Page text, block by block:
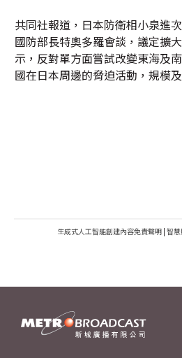
共同社報道，日本防衛相小泉進
國防部長特奧多羅會談，議定擴
示，反對單方面嘗試改變東海及
國在日本周邊的脅迫活動，規模
生成式人工智能創建內容免責聲明 | 智